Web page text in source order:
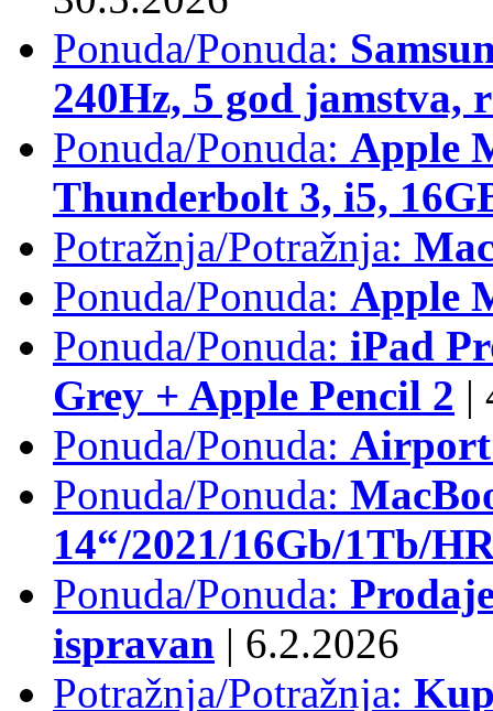
Ponuda/Ponuda:
240Hz, 5 god jamstva,
Ponuda/Ponuda: Apple
Thunderbolt 3, i5,
Potražnja/Potražnja:
Ponuda/Ponuda: Apple
Ponuda/Ponuda: iPad
Grey + Apple Pencil 2 |
Ponuda/Ponuda: Airport
Ponuda/Ponuda:
14“/2021/16Gb/1Tb/
Ponuda/Ponuda:
ispravan | 6.2.2026
Potražnja/Potražnja: